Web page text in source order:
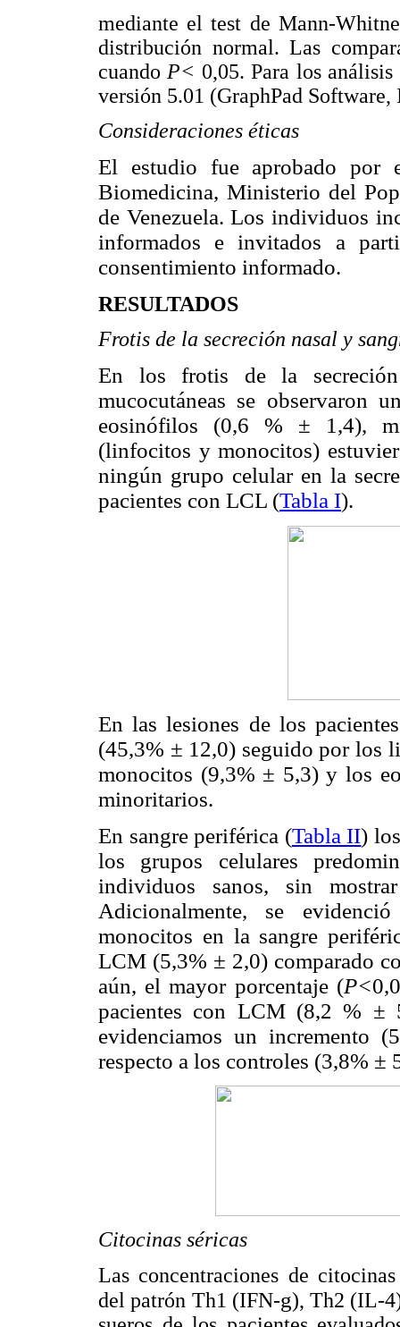
mediante el test de Mann-
distribución normal. Las
cuando P< 0,05. Para los
versión 5.01 (GraphPad Software,
Consideraciones éticas
El estudio fue aprobado por
Biomedicina, Ministerio del
de Venezuela. Los individuos
informados e invitados a
consentimiento informado.
RESULTADOS
Frotis de la secreción nasal y
En los frotis de la
mucocutáneas se observaron
eosinófilos (0,6 % ± 1,4),
(linfocitos y monocitos)
ningún grupo celular en la
pacientes con LCL (Tabla I).
En las lesiones de los
(45,3% ± 12,0) seguido por los
monocitos (9,3% ± 5,3) y los
minoritarios.
En sangre periférica (Tabla II)
los grupos celulares
individuos sanos, sin
Adicionalmente, se
monocitos en la sangre
LCM (5,3% ± 2,0) comparado
aún, el mayor porcentaje (P<
pacientes con LCM (8,2 % ±
evidenciamos un incremento
respecto a los controles (3,8% ±
Citocinas séricas
Las concentraciones de
del patrón Th1 (IFN-g), Th2 (IL-